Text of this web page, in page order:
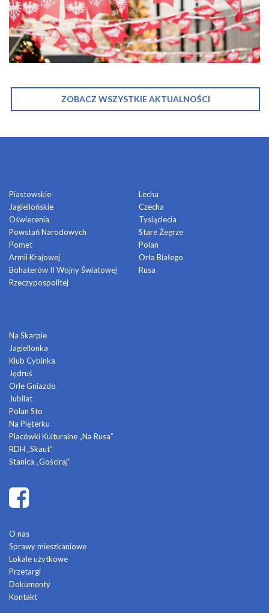
ZOBACZ WSZYSTKIE AKTUALNOŚCI
Piastowskie
Jagiellońskie
Oświecenia
Powstań Narodowych
Pomet
Armii Krajowej
Bohaterów II Wojny Światowej
Rzeczypospolitej
Lecha
Czecha
Tysiąclecia
Stare Żegrze
Polan
Orła Białego
Rusa
Na Skarpie
Jagiellonka
Klub Cybinka
Jędruś
Orle Gniazdo
Jubilat
Polan Sto
Na Pięterku
Placówki Kulturalne „Na Rusa”
RDH „Skaut”
Stanica „Gościraj”
O nas
Sprawy mieszkaniowe
Lokale użytkowe
Przetargi
Dokumenty
Kontakt